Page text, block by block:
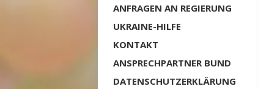
ANFRAGEN AN REGIERUNG
UKRAINE-HILFE
KONTAKT
ANSPRECHPARTNER BUND
DATENSCHUTZERKLÄRUNG